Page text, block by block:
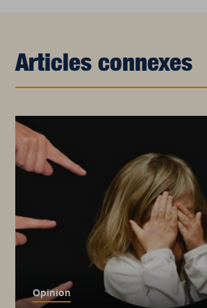
Articles connexes
Opinion